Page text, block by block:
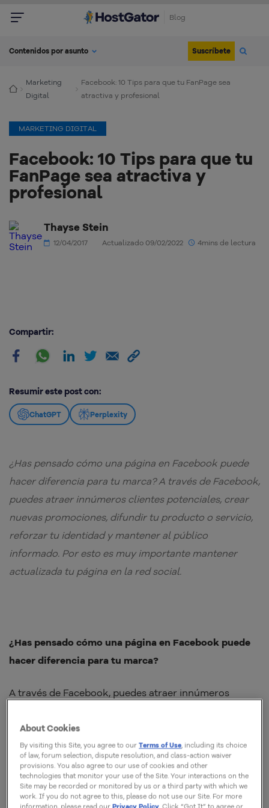
Blog
Contenidos por asunto Suscríbete
Marketing
Digital
Facebook: 10 Tips para que tu FanPage sea
atractiva y profesional
MARKETING DIGITAL
Facebook: 10 Tips para que tu
FanPage sea atractiva y
profesional
Thayse Stein
12/04/2017 Actualizado 09/02/2022 4mins de lectura
Compartir:
Resumir este post con:
ChatGPT Perplexity
¿Has pensado cómo una página en Facebook puede
hacer diferencia para tu marca? A través de Facebook,
puedes atraer innúmeros clientes potenciales, crear
nuevas promociones, difundir tu producto o servicio,
reforzar tu identidad y mantener al público
informado. Por esto es muy importante mantener
actualizada tu página en la red social.
¿Has pensado cómo una página en Facebook puede
hacer diferencia para tu marca?
A través de Facebook, puedes atraer innúmeros
difundir tu producto o servicio, reforzar tu identidad y
mantener al público informado. Por estoes muy
importante mantener actualizada tu página en la red
social.
About Cookies
By visiting this Site, you agree to ourTerms of Use, including its choice
of law, forum selection, dispute resolution, and class-action waiver
provisions. You also agree to our use of cookies and other
technologies that monitor your use of the Site. Your interactions on the
Site may be recorded or monitored by us or a third party with which we
work. If you do not agree to this, please do not use our Site. For more